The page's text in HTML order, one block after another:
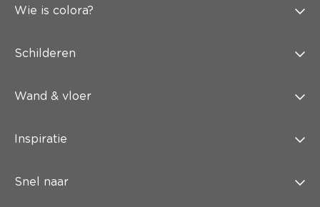
Wie is colora?
Schilderen
Wand & vloer
Inspiratie
Snel naar